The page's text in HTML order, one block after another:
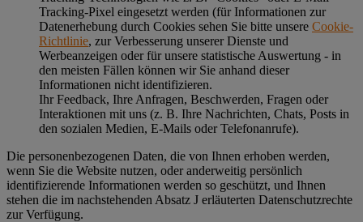
Tracking-Pixel eingesetzt werden (für Informationen zur
Datenerhebung durch Cookies sehen Sie bitte unsere Cookie-
Richtlinie, zur Verbesserung unserer Dienste und
Werbeanzeigen oder für unsere statistische Auswertung - in
den meisten Fällen können wir Sie anhand dieser
Informationen nicht identifizieren.
Ihr Feedback, Ihre Anfragen, Beschwerden, Fragen oder
Interaktionen mit uns (z. B. Ihre Nachrichten, Chats, Posts in
den sozialen Medien, E-Mails oder Telefonanrufe).
Die personenbezogenen Daten, die von Ihnen erhoben werden,
wenn Sie die Website nutzen, oder anderweitig persönlich
identifizierende Informationen werden so geschützt, und Ihnen
stehen die im nachstehenden Absatz J erläuterten Datenschutzrechte
zur Verfügung.